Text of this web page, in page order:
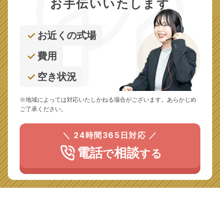
お手伝いいたします
お近くの式場
費用
空き状況
※地域によっては対応いたしかねる場合がございます。あらかじめ
ご了承ください。
＼ 24時間365日対応 ／
電話で相談する